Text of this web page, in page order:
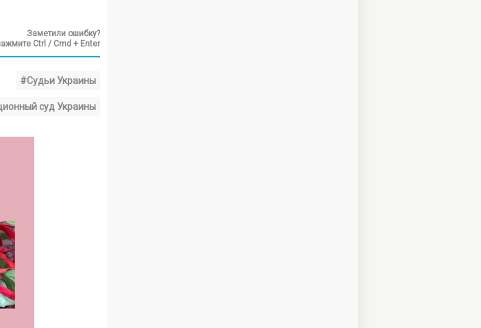
Заметили ошибку?
Ctrl / Cmd + Enter
#Судьи Украины
суд Украины